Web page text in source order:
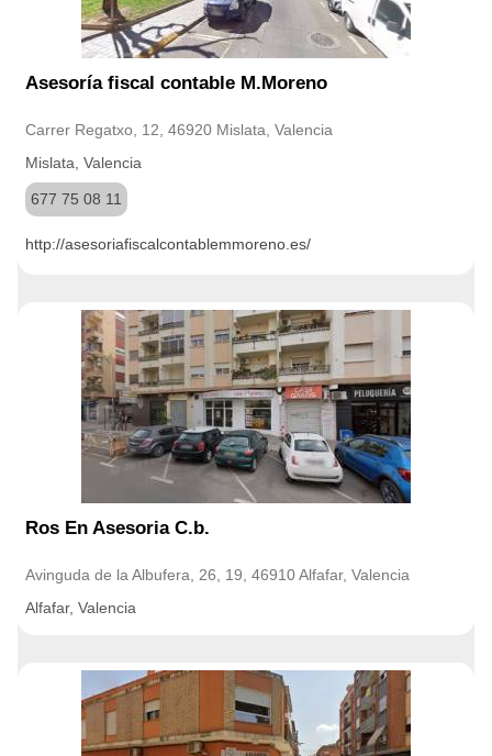
Asesoría fiscal contable M.Moreno
Carrer Regatxo, 12, 46920 Mislata, Valencia
Mislata, Valencia
677 75 08 11
http://asesoriafiscalcontablemmoreno.es/
Ros En Asesoria C.b.
Avinguda de la Albufera, 26, 19, 46910 Alfafar, Valencia
Alfafar, Valencia